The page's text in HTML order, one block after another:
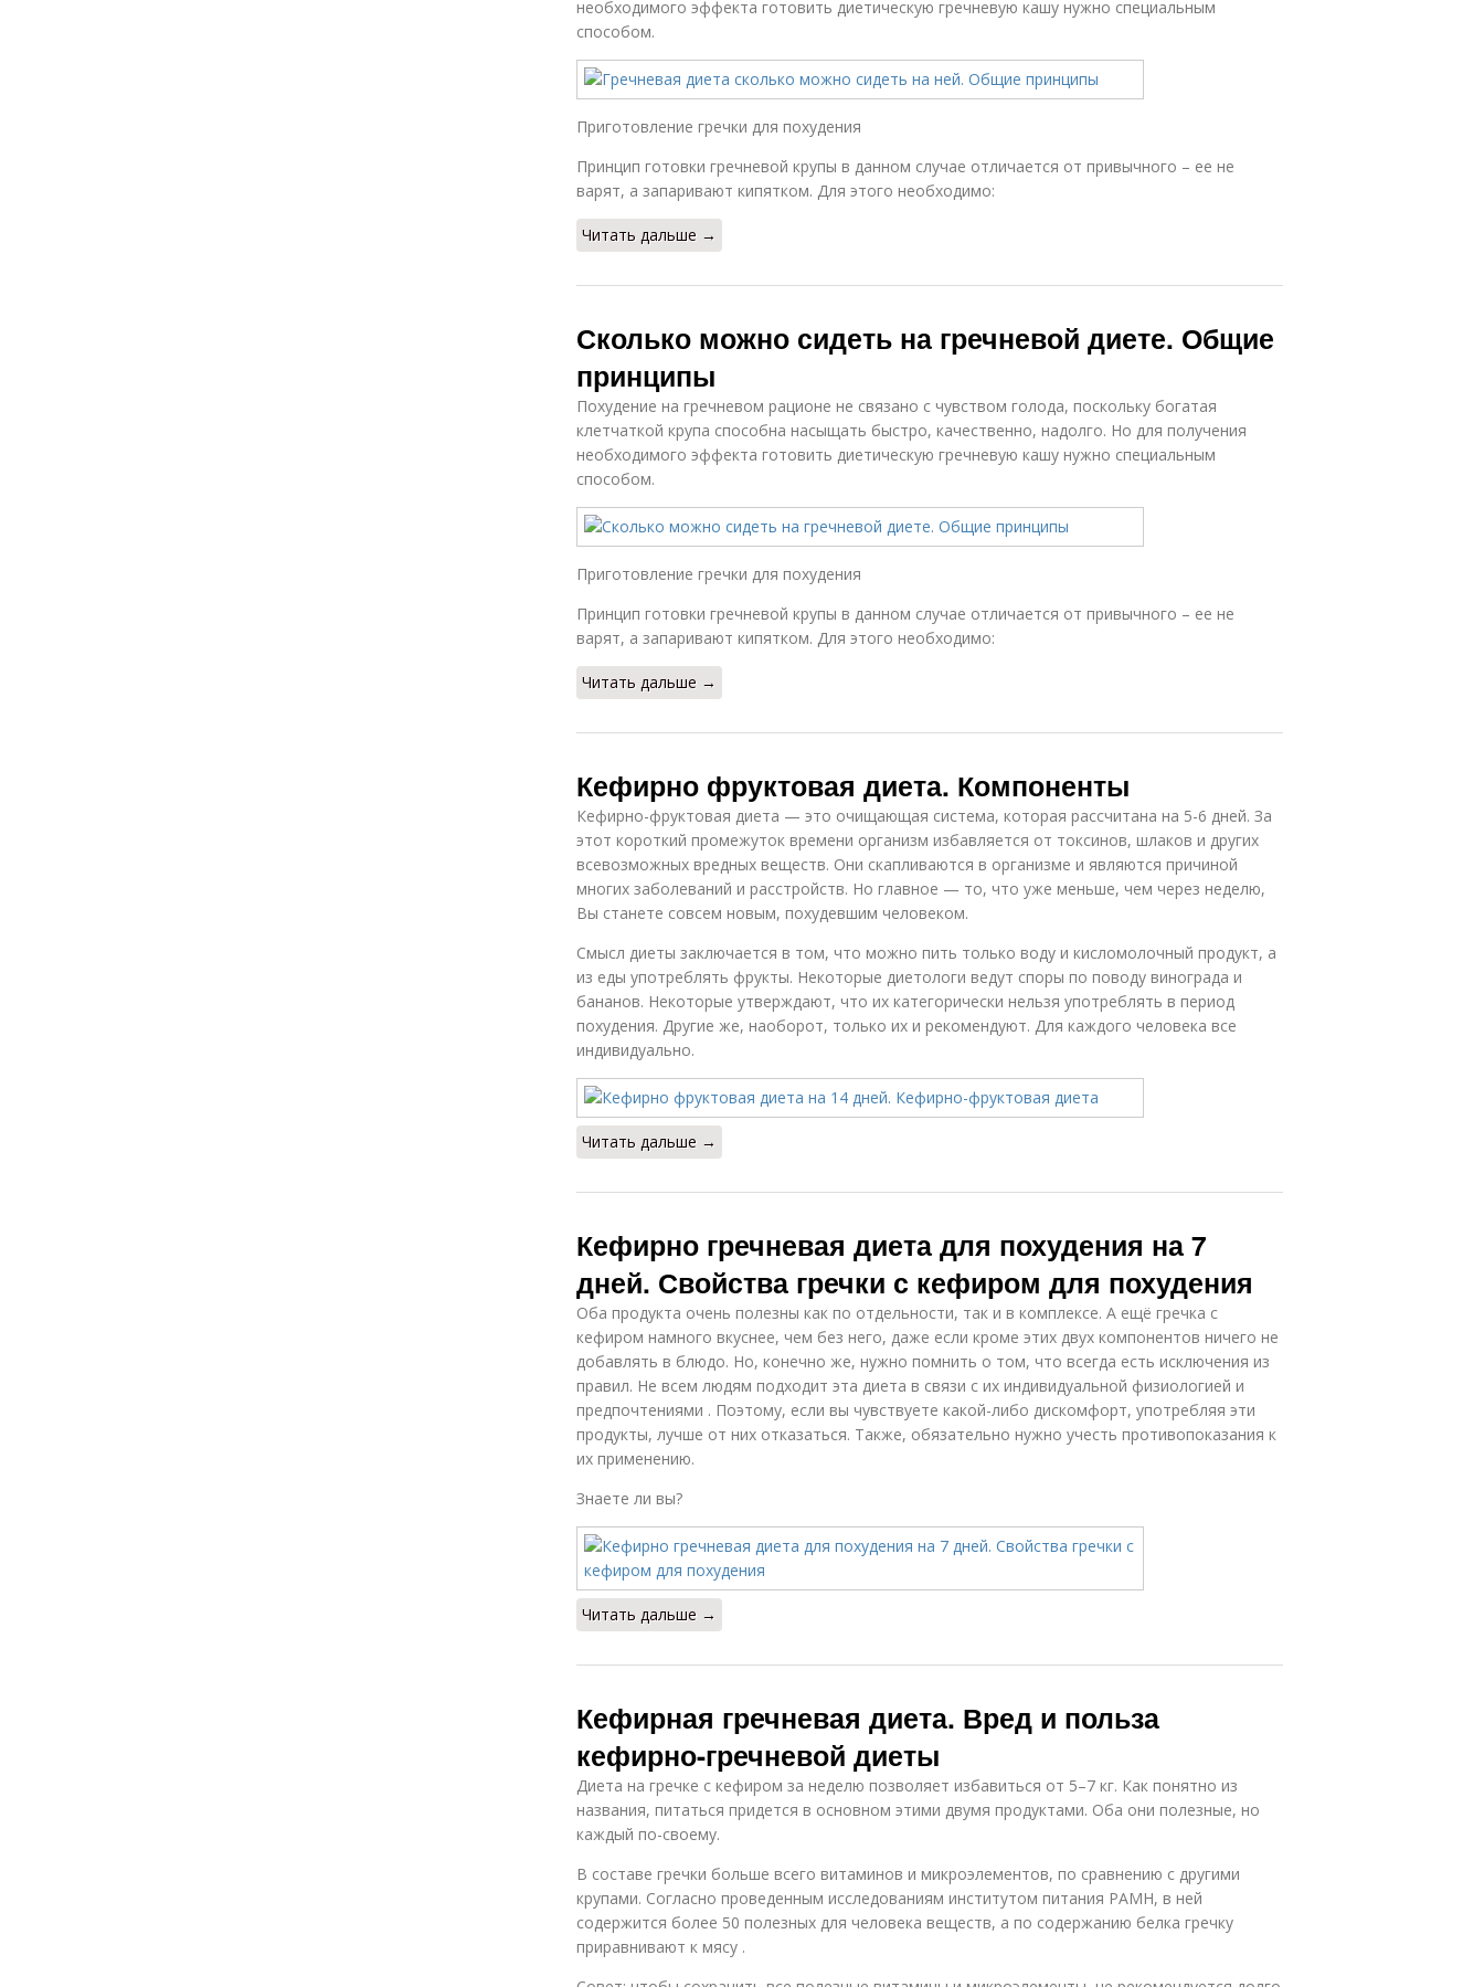
необходимого эффекта готовить диетическую гречневую кашу нужно специальным
способом.
Приготовление гречки для похудения
Принцип готовки гречневой крупы в данном случае отличается от привычного – ее не
варят, а запаривают кипятком. Для этого необходимо:
Читать дальше →
Сколько можно сидеть на гречневой диете. Общие
принципы
Похудение на гречневом рационе не связано с чувством голода, поскольку богатая
клетчаткой крупа способна насыщать быстро, качественно, надолго. Но для получения
необходимого эффекта готовить диетическую гречневую кашу нужно специальным
способом.
Приготовление гречки для похудения
Принцип готовки гречневой крупы в данном случае отличается от привычного – ее не
варят, а запаривают кипятком. Для этого необходимо:
Читать дальше →
Кефирно фруктовая диета. Компоненты
Кефирно-фруктовая диета — это очищающая система, которая рассчитана на 5-6 дней. За
этот короткий промежуток времени организм избавляется от токсинов, шлаков и других
всевозможных вредных веществ. Они скапливаются в организме и являются причиной
многих заболеваний и расстройств. Но главное — то, что уже меньше, чем через неделю,
Вы станете совсем новым, похудевшим человеком.
Смысл диеты заключается в том, что можно пить только воду и кисломолочный продукт, а
из еды употреблять фрукты. Некоторые диетологи ведут споры по поводу винограда и
бананов. Некоторые утверждают, что их категорически нельзя употреблять в период
похудения. Другие же, наоборот, только их и рекомендуют. Для каждого человека все
индивидуально.
Читать дальше →
Кефирно гречневая диета для похудения на 7
дней. Свойства гречки с кефиром для похудения
Оба продукта очень полезны как по отдельности, так и в комплексе. А ещё гречка с
кефиром намного вкуснее, чем без него, даже если кроме этих двух компонентов ничего не
добавлять в блюдо. Но, конечно же, нужно помнить о том, что всегда есть исключения из
правил. Не всем людям подходит эта диета в связи с их индивидуальной физиологией и
предпочтениями . Поэтому, если вы чувствуете какой-либо дискомфорт, употребляя эти
продукты, лучше от них отказаться. Также, обязательно нужно учесть противопоказания к
их применению.
Знаете ли вы?
Читать дальше →
Кефирная гречневая диета. Вред и польза
кефирно-гречневой диеты
Диета на гречке с кефиром за неделю позволяет избавиться от 5–7 кг. Как понятно из
названия, питаться придется в основном этими двумя продуктами. Оба они полезные, но
каждый по-своему.
В составе гречки больше всего витаминов и микроэлементов, по сравнению с другими
крупами. Согласно проведенным исследованиям институтом питания РАМН, в ней
содержится более 50 полезных для человека веществ, а по содержанию белка гречку
приравнивают к мясу .